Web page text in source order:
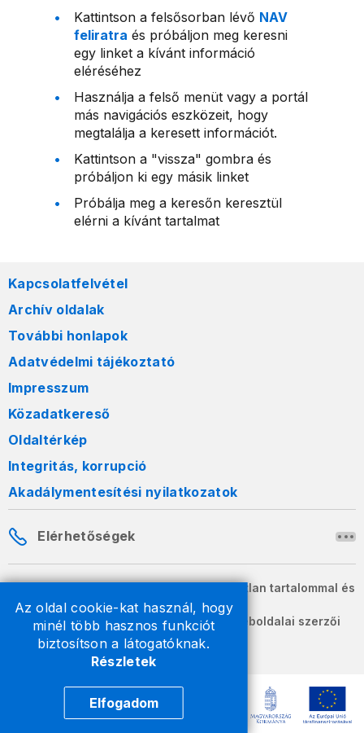
Az oldal cookie-kat használ, hogy
minél több hasznos funkciót
biztosítson a látogatóknak.
Részletek
Elfogadom
Kattintson a felsősorban lévő NAV
feliratra és próbáljon meg keresni
egy linket a kívánt információ
eléréséhez
Használja a felső menüt vagy a portál
más navigációs eszközeit, hogy
megtalálja a keresett információt.
Kattintson a "vissza" gombra és
próbáljon ki egy másik linket
Próbálja meg a keresőn keresztül
elérni a kívánt tartalmat
Kapcsolatfelvétel
Archív oldalak
További honlapok
Adatvédelmi tájékoztató
Impresszum
Közadatkereső
Oldaltérkép
Integritás, korrupció
Akadálymentesítési nyilatkozatok
Elérhetőségek
A honlapon szereplő információk változatlan tartalommal és
formában szabadon terjeszthetők.
2026 © A Nemzeti Adó- és Vámhivatal weboldalai szerzői
jogvédelem alatt állnak.